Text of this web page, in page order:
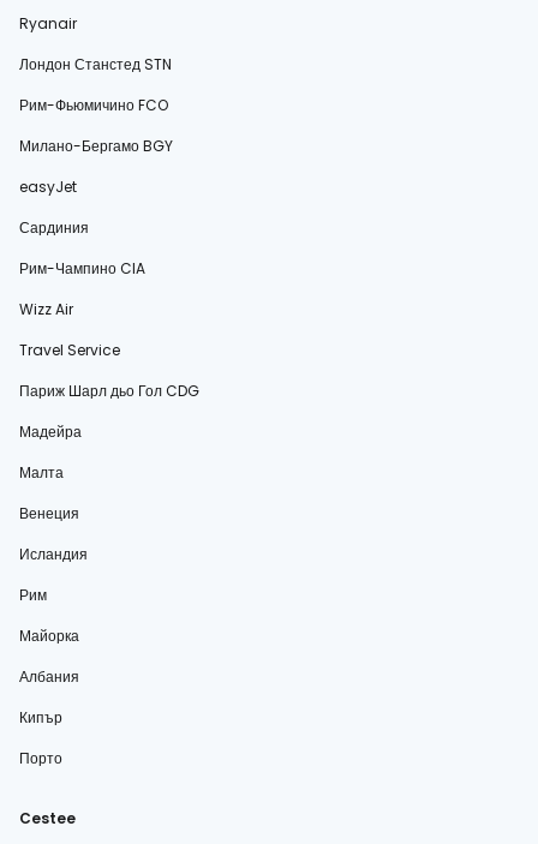
Ryanair
Лондон Станстед STN
Рим-Фьюмичино FCO
Милано-Бергамо BGY
easyJet
Сардиния
Рим-Чампино CIA
Wizz Air
Travel Service
Париж Шарл дьо Гол CDG
Мадейра
Малта
Венеция
Исландия
Рим
Майорка
Албания
Кипър
Порто
Cestee